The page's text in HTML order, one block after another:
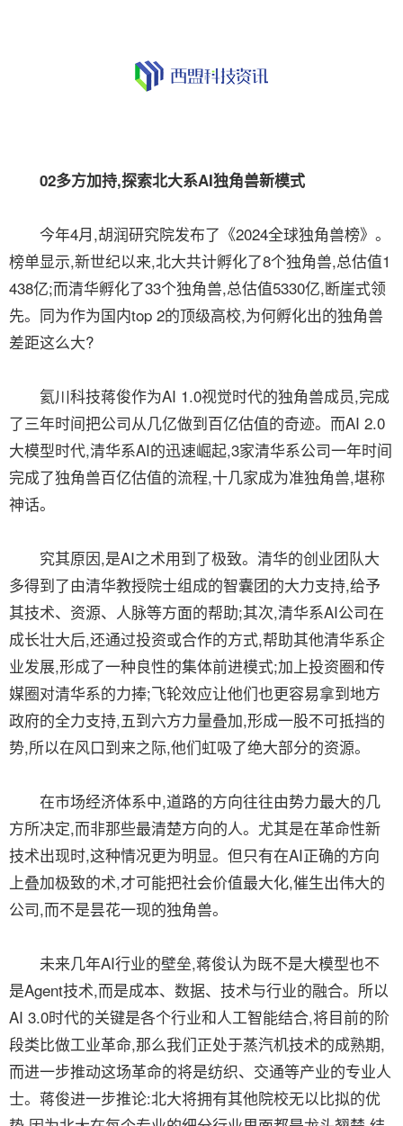
02多方加持,探索北大系AI独角兽新模式
今年4月,胡润研究院发布了《2024全球独角兽榜》。
榜单显示,新世纪以来,北大共计孵化了8个独角兽,总估值1
438亿;而清华孵化了33个独角兽,总估值5330亿,断崖式领
先。同为作为国内top 2的顶级高校,为何孵化出的独角兽
差距这么大?
氦川科技蒋俊作为AI 1.0视觉时代的独角兽成员,完成
了三年时间把公司从几亿做到百亿估值的奇迹。而AI 2.0
大模型时代,清华系AI的迅速崛起,3家清华系公司一年时间
完成了独角兽百亿估值的流程,十几家成为准独角兽,堪称
神话。
究其原因,是AI之术用到了极致。清华的创业团队大
多得到了由清华教授院士组成的智囊团的大力支持,给予
其技术、资源、人脉等方面的帮助;其次,清华系AI公司在
成长壮大后,还通过投资或合作的方式,帮助其他清华系企
业发展,形成了一种良性的集体前进模式;加上投资圈和传
媒圈对清华系的力捧;飞轮效应让他们也更容易拿到地方
政府的全力支持,五到六方力量叠加,形成一股不可抵挡的
势,所以在风口到来之际,他们虹吸了绝大部分的资源。
在市场经济体系中,道路的方向往往由势力最大的几
方所决定,而非那些最清楚方向的人。尤其是在革命性新
技术出现时,这种情况更为明显。但只有在AI正确的方向
上叠加极致的术,才可能把社会价值最大化,催生出伟大的
公司,而不是昙花一现的独角兽。
未来几年AI行业的壁垒,蒋俊认为既不是大模型也不
是Agent技术,而是成本、数据、技术与行业的融合。所以
AI 3.0时代的关键是各个行业和人工智能结合,将目前的阶
段类比做工业革命,那么我们正处于蒸汽机技术的成熟期,
而进一步推动这场革命的将是纺织、交通等产业的专业人
士。蒋俊进一步推论:北大将拥有其他院校无以比拟的优